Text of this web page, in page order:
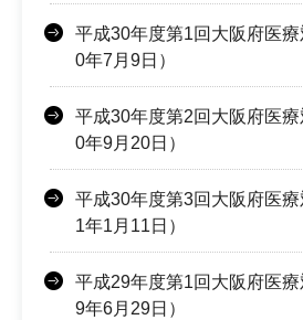
平成30年度第1回大阪府医
0年7月9日）
平成30年度第2回大阪府医
0年9月20日）
平成30年度第3回大阪府医
1年1月11日）
平成29年度第1回大阪府医
9年6月29日）